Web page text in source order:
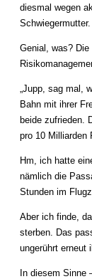
diesmal wegen
Schwiegermutter.
Genial, was?
„Jupp, sag mal,
Bahn mit ihrer
beide zufrieden.
pro 10 Milliarden
Hm, ich hatte
nämlich die
Stunden im
Aber ich finde,
sterben. Das
ungerührt erneut
In diesem Sinne